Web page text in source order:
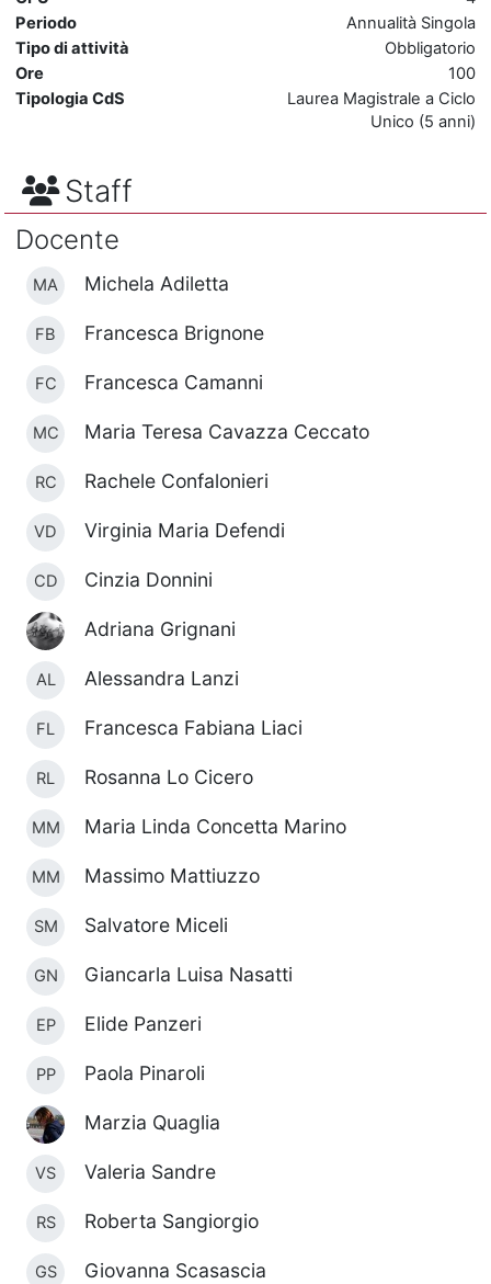
Periodo
Annualità Singola
Tipo di attività
Obbligatorio
Ore
100
Tipologia CdS
Laurea Magistrale a Ciclo
Unico (5 anni)
Staff
Docente
MA Michela Adiletta
FB Francesca Brignone
FC Francesca Camanni
MC Maria Teresa Cavazza Ceccato
RC Rachele Confalonieri
VD Virginia Maria Defendi
CD Cinzia Donnini
Adriana Grignani
AL Alessandra Lanzi
FL Francesca Fabiana Liaci
RL Rosanna Lo Cicero
MM Maria Linda Concetta Marino
MM Massimo Mattiuzzo
SM Salvatore Miceli
GN Giancarla Luisa Nasatti
EP Elide Panzeri
PP Paola Pinaroli
Marzia Quaglia
VS Valeria Sandre
RS Roberta Sangiorgio
GS Giovanna Scasascia